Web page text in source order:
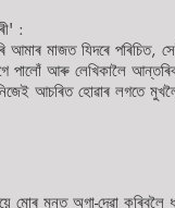
:
মাজত যিদৰে পৰিচিত,
পালোঁ আৰু লেখিকালৈ
আচৰিত হোৱাৰ লগতে
মোৰ মনত অগা-দেৱা